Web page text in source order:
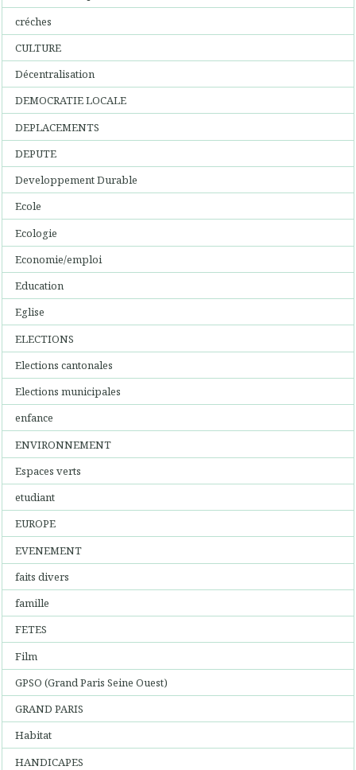
créches
CULTURE
Décentralisation
DEMOCRATIE LOCALE
DEPLACEMENTS
DEPUTE
Developpement Durable
Ecole
Ecologie
Economie/emploi
Education
Eglise
ELECTIONS
Elections cantonales
Elections municipales
enfance
ENVIRONNEMENT
Espaces verts
etudiant
EUROPE
EVENEMENT
faits divers
famille
FETES
Film
GPSO (Grand Paris Seine Ouest)
GRAND PARIS
Habitat
HANDICAPES